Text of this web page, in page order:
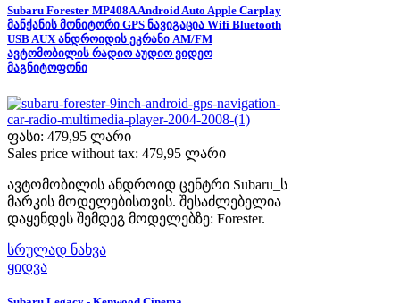
Subaru Forester MP408A Android Auto Apple Carplay
მანქანის მონიტორი GPS ნავიგაცია Wifi Bluetooth
USB AUX ანდროიდის ეკრანი AM/FM
ავტომობილის რადიო აუდიო ვიდეო
მაგნიტოფონი
ფასი: 479,95 ლარი
Sales price without tax: 479,95 ლარი
ავტომობილის ანდროიდ ცენტრი Subaru_ს
მარკის მოდელებისთვის. შესაძლებელია
დაყენდეს შემდეგ მოდელებზე: Forester.
სრულად ნახვა
ყიდვა